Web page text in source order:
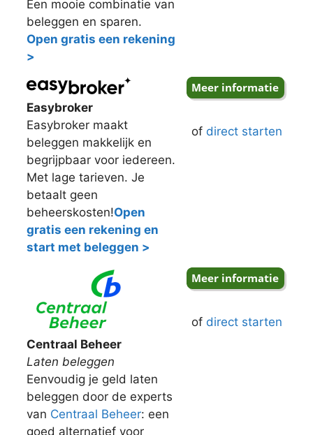
Een mooie combinatie van
beleggen en sparen.
Open gratis een rekening
>
Easybroker
Easybroker maakt
beleggen makkelijk en
begrijpbaar voor iedereen.
Met lage tarieven. Je
betaalt geen
beheerskosten!Open
gratis een rekening en
start met beleggen >
of direct starten
Centraal Beheer
Laten beleggen
Eenvoudig je geld laten
beleggen door de experts
van Centraal Beheer: een
goed alternatief voor
of direct starten